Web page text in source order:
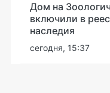
Дом на
включили в
наследия
сегодня, 15:37